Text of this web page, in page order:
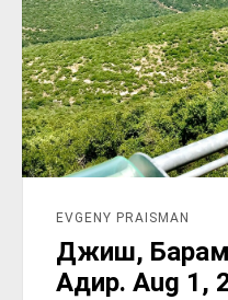
EVGENY PRAISMAN
Джиш,
Адир. Aug 1,